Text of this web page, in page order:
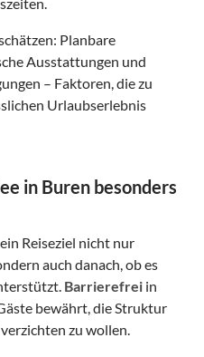
Planbare
Ausstattungen und
– Faktoren, die zu
Urlaubserlebnis
in Buren besonders
Reiseziel nicht nur
auch danach, ob es
Barrierefrei in
bewährt, die Struktur
zu wollen.